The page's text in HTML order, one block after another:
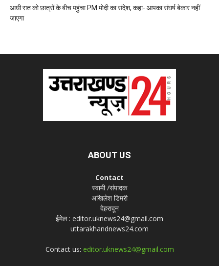
आधी रात को छात्रों के बीच पहुंचा PM मोदी का संदेश, कहा- आपका संघर्ष बेकार नहीं
जाएगा
ABOUT US
Contact
स्वामी /संपादक
अखिलेश डिमरी
देहरादून
ईमेल : editor.uknews24@gmail.com
uttarakhandnews24.com
Contact us: editor.uknews24@gmail.com